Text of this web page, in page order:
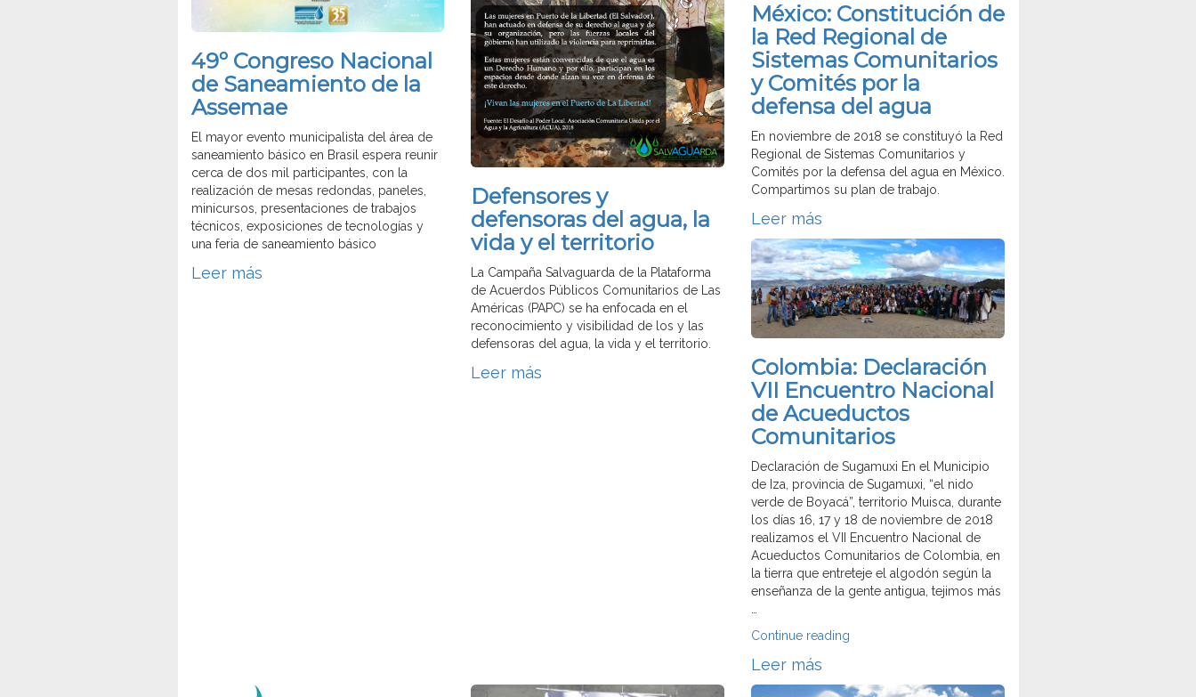
49º Congreso Nacional
de Saneamiento de la
Assemae
El mayor evento municipalista del área de
saneamiento básico en Brasil espera reunir
cerca de dos mil participantes, con la
realización de mesas redondas, paneles,
minicursos, presentaciones de trabajos
técnicos, exposiciones de tecnologías y
una feria de saneamiento básico
Leer más
Defensores y
defensoras del agua, la
vida y el territorio
La Campaña Salvaguarda de la Plataforma
de Acuerdos Públicos Comunitarios de Las
Américas (PAPC) se ha enfocada en el
reconocimiento y visibilidad de los y las
defensoras del agua, la vida y el territorio.
Leer más
México: Constitución de
la Red Regional de
Sistemas Comunitarios
y Comités por la
defensa del agua
En noviembre de 2018 se constituyó la Red
Regional de Sistemas Comunitarios y
Comités por la defensa del agua en México.
Compartimos su plan de trabajo.
Leer más
Colombia: Declaración
VII Encuentro Nacional
de Acueductos
Comunitarios
Declaración de Sugamuxi En el Municipio
de Iza, provincia de Sugamuxi, “el nido
verde de Boyacá”, territorio Muisca, durante
los días 16, 17 y 18 de noviembre de 2018
realizamos el VII Encuentro Nacional de
Acueductos Comunitarios de Colombia, en
la tierra que entreteje el algodón según la
enseñanza de la gente antigua, tejimos más
Continue reading
Encuentro
Leer más